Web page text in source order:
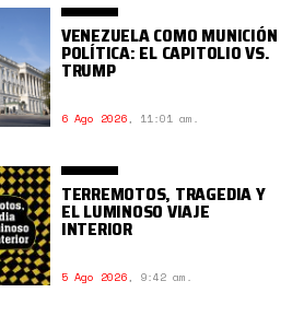
VENEZUELA COMO MUNICIÓN
POLÍTICA: EL CAPITOLIO VS.
TRUMP
6 Ago 2026, 11:01 am.
TERREMOTOS, TRAGEDIA Y
EL LUMINOSO VIAJE
INTERIOR
5 Ago 2026, 9:42 am.